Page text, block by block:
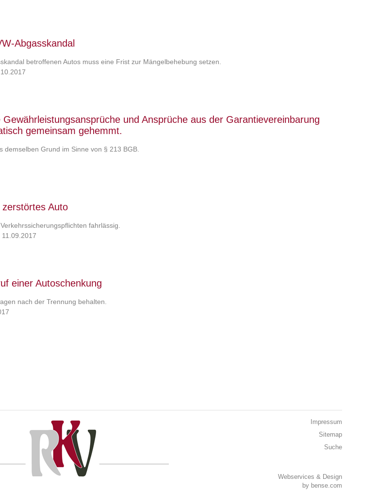
Abgasskandal
betroffenen Autos muss eine Frist zur Mängelbehebung setzen.
und Ansprüche aus der Garantievereinbarung
gemeinsam gehemmt.
demselben Grund im Sinne von § 213 BGB.
Auto
fahrlässig.
einer Autoschenkung
nach der Trennung behalten.
Impressum
Sitemap
Suche
Webservices & Design
by bense.com